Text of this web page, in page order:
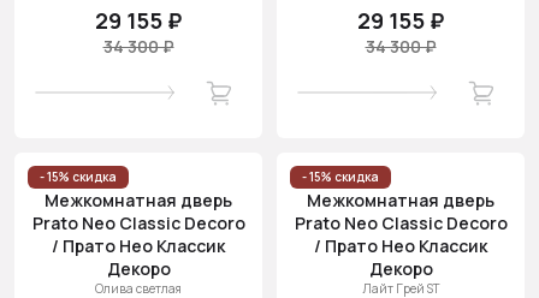
29 155 ₽
34 300 ₽
29 155 ₽
34 300 ₽
- 15% скидка
Межкомнатная дверь
Prato Neo Classic Decoro
/ Прато Нео Классик
Декоро
Олива светлая
- 15% скидка
Межкомнатная дверь
Prato Neo Classic Decoro
/ Прато Нео Классик
Декоро
Лайт Грей ST